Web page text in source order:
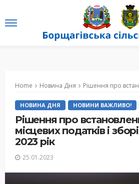
Home Новина Дня Рішення про встановлення ставок
НОВИНА ДНЯ НОВИНИ ВАЖЛИВО!
Рішення про
місцевих податків і
2023 рік
25.01.2023